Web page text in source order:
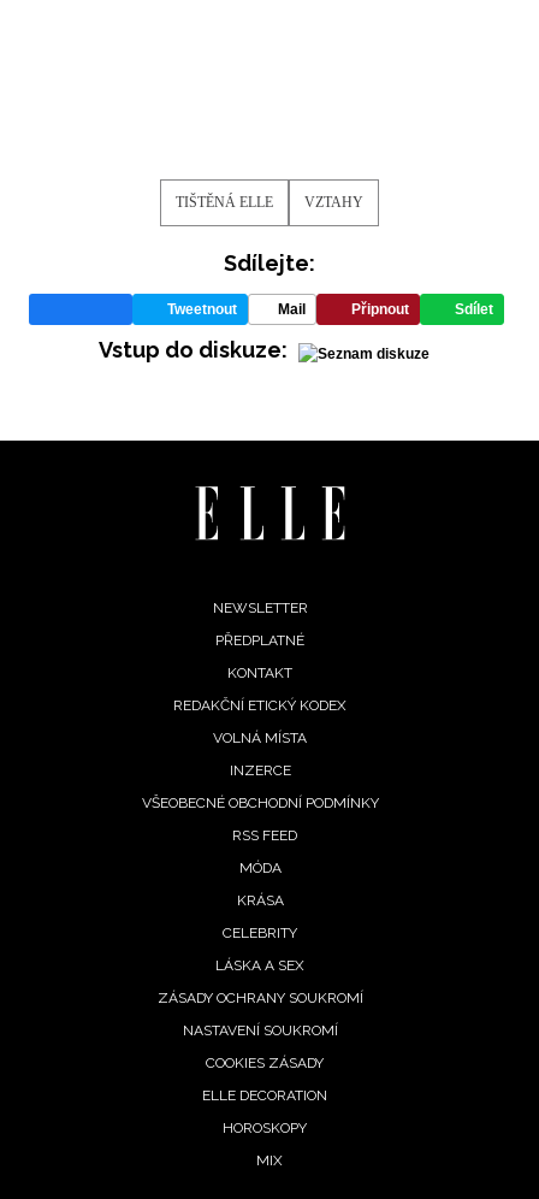
zpracováním údajů k tomuto účelu podle
soukromí BurdaMedia Extra s.r.o., zaškrtněte toto pole.
TIŠTĚNÁ ELLE VZTAHY
Sdílejte:
Tweetnout Mail Připnout Sdílet
Vstup do diskuze:
NEWSLETTER
PŘEDPLATNÉ
KONTAKT
REDAKČNÍ ETICKÝ KODEX
VOLNÁ MÍSTA
INZERCE
VŠEOBECNÉ OBCHODNÍ PODMÍNKY
RSS FEED
MÓDA
KRÁSA
CELEBRITY
LÁSKA A SEX
ZÁSADY OCHRANY SOUKROMÍ
NASTAVENÍ SOUKROMÍ
COOKIES ZÁSADY
ELLE DECORATION
HOROSKOPY
MIX